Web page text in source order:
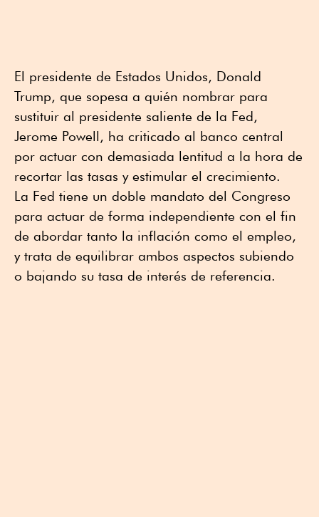
El presidente de Estados Unidos, Donald
Trump, que sopesa a quién nombrar para
sustituir al presidente saliente de la Fed,
Jerome Powell, ha criticado al banco central
por actuar con demasiada lentitud a la hora de
recortar las tasas y estimular el crecimiento.
La Fed tiene un doble mandato del Congreso
para actuar de forma independiente con el fin
de abordar tanto la inflación como el empleo,
y trata de equilibrar ambos aspectos subiendo
o bajando su tasa de interés de referencia.